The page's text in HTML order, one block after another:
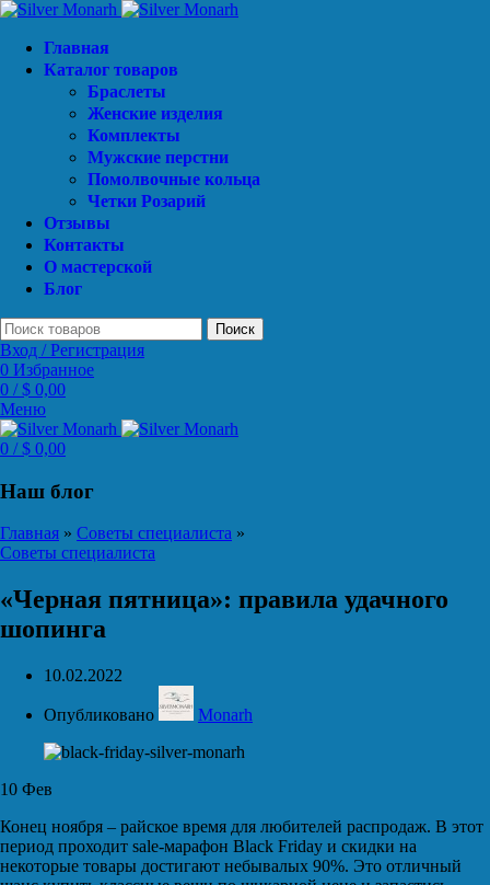
Главная
Каталог товаров
Браслеты
Женские изделия
Комплекты
Мужские перстни
Помолвочные кольца
Четки Розарий
Отзывы
Контакты
О мастерской
Блог
Поиск
Вход / Регистрация
0 Избранное
0 / $ 0,00
Меню
0 / $ 0,00
Наш блог
Главная » Советы специалиста »
Советы специалиста
«Черная пятница»: правила удачного
шопинга
10.02.2022
Опубликовано Monarh
10 Фев
Конец ноября – райское время для любителей распродаж. В этот
период проходит sale-марафон Black Friday и скидки на
некоторые товары достигают небывалых 90%. Это отличный